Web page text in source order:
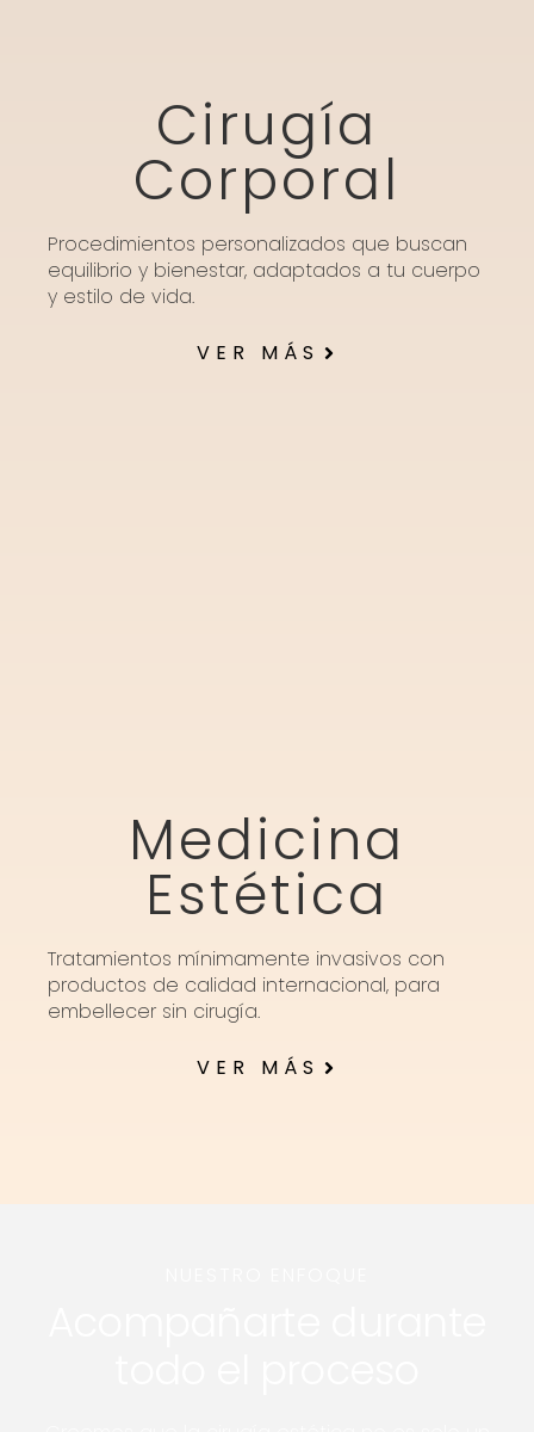
Cirugía
Corporal
Procedimientos personalizados que buscan
equilibrio y bienestar, adaptados a tu cuerpo
y estilo de vida.
VER MÁS
Medicina
Estética
Tratamientos mínimamente invasivos con
productos de calidad internacional, para
embellecer sin cirugía.
VER MÁS